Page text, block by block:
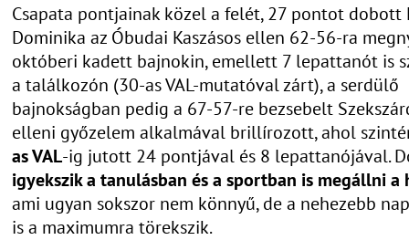
Csapata pontjainak közel a felét, 27 pontot dobott
Dominika az Óbudai Kaszásos ellen 62-56-ra
októberi kadett bajnokin, emellett 7 lepattanót is
a találkozón (30-as VAL-mutatóval zárt), a serdülő
bajnokságban pedig a 67-57-re bezsebelt
elleni győzelem alkalmával brillírozott, ahol
as VAL-ig jutott 24 pontjával és 8 lepattanójával.
igyekszik a tanulásban és a sportban is megállni a
ami ugyan sokszor nem könnyű, de a nehezebb
is a maximumra törekszik.